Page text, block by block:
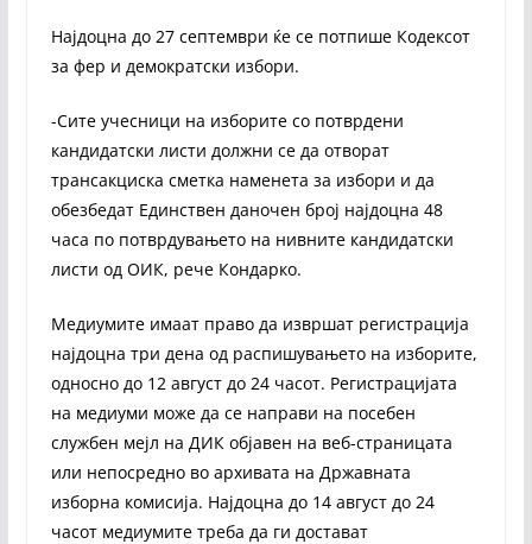
Најдоцна до 27 септември ќе се потпише Кодексот
за фер и демократски избори.
-Сите учесници на изборите со потврдени
кандидатски листи должни се да отворат
трансакциска сметка наменета за избори и да
обезбедат Единствен даночен број најдоцна 48
часа по потврдувањето на нивните кандидатски
листи од ОИК, рече Кондарко.
Медиумите имаат право да извршат регистрација
најдоцна три дена од распишувањето на изборите,
односно до 12 август до 24 часот. Регистрацијата
на медиуми може да се направи на посебен
службен мејл на ДИК објавен на веб-страницата
или непосредно во архивата на Државната
изборна комисија. Најдоцна до 14 август до 24
часот медиумите треба да ги достават